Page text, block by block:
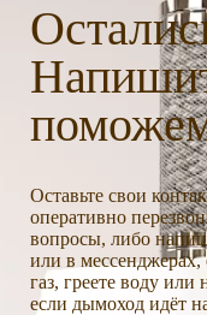
Оставьте свои
оперативно
вопросы, либо
или в
газ, греете воду или
если дымоход идёт